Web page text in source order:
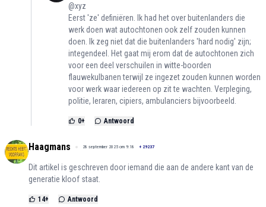
@xyz
Eerst 'ze' definiëren. Ik had het over buitenlanders die
werk doen wat autochtonen ook zelf zouden kunnen
doen. Ik zeg niet dat die buitenlanders 'hard nodig' zijn;
integendeel. Het gaat mij erom dat de autochtonen zich
voor een deel verschuilen in witte-boorden
flauwekulbanen terwijl ze ingezet zouden kunnen worden
voor werk waar iedereen op zit te wachten. Verpleging,
politie, leraren, cipiers, ambulanciers bijvoorbeeld.
0+ Antwoord
Haagmans 28 september 2025 om 9:18 + 29237
Dit artikel is geschreven door iemand die aan de andere kant van de
generatie kloof staat.
14+ Antwoord